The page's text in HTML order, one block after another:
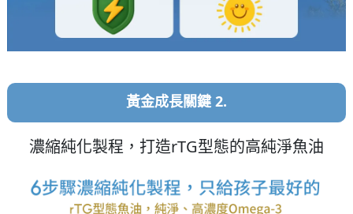
黃金成長關鍵 2.
濃縮純化製程，打造rTG型態的高純淨魚油